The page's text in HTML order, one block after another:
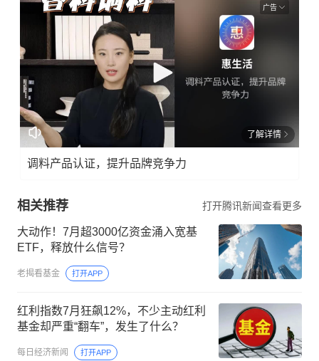
广告
了解详情
调料产品认证，提升品牌竞争力
相关推荐 打开腾讯新闻查看更多
大动作！7月超3000亿资金涌入宽基
ETF，释放什么信号？
老揭看基金 打开APP
红利指数7月狂飙12%，不少主动红利
基金却严重“翻车”，发生了什么？
每日经济新闻 打开APP